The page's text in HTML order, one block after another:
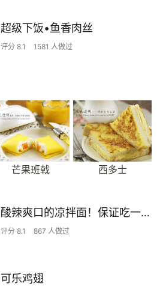
超级下饭•鱼香肉丝
评分 8.1 1581 人做过
芒果班戟 西多士
酸辣爽口的凉拌面！保证吃一次就上瘾
评分 8.1 867 人做过
可乐鸡翅